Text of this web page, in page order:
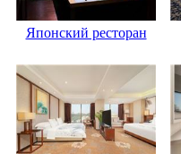
Японский ресторан